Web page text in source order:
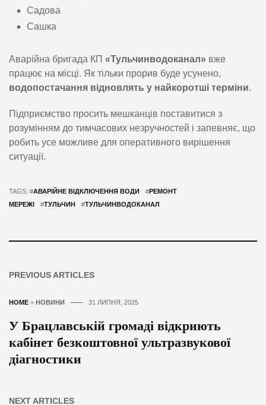
Садова
Сашка
Аварійна бригада КП «Тульчинводоканал» вже
працює на місці. Як тільки прорив буде усунено,
водопостачання відновлять у найкоротші терміни.
Підприємство просить мешканців поставитися з
розумінням до тимчасових незручностей і запевняє, що
робить усе можливе для оперативного вирішення
ситуації.
TAGS: #АВАРІЙНЕ ВІДКЛЮЧЕННЯ ВОДИ #РЕМОНТ
МЕРЕЖІ
#ТУЛЬЧИН #ТУЛЬЧИНВОДОКАНАЛ
PREVIOUS ARTICLES
HOME > НОВИНИ 31 ЛИПНЯ, 2025
У Брацлавській громаді відкриють
кабінет безкоштовної ультразвукової
діагностики
NEXT ARTICLES